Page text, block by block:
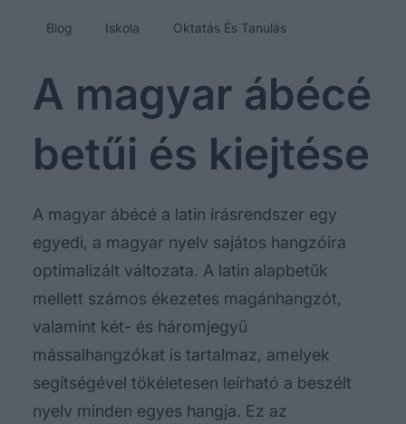
Blog Iskola Oktatás És Tanulás
A magyar ábécé
betűi és kiejtése
A magyar ábécé a latin írásrendszer egy
egyedi, a magyar nyelv sajátos hangzóira
optimalizált változata. A latin alapbetűk
mellett számos ékezetes magánhangzót,
valamint két- és háromjegyű
mássalhangzókat is tartalmaz, amelyek
segítségével tökéletesen leírható a beszélt
nyelv minden egyes hangja. Ez az